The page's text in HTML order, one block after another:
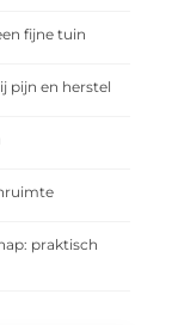
fijne tuin
pijn en herstel
praktisch